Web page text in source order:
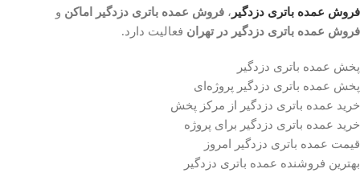
فروش عمده باتری دزدگیر ، فروش عمده باتری دزدگیر اماکن و
فروش عمده باتری دزدگیر در تهران فعالیت دارد.
پخش عمده باتری دزدگیر
پخش عمده باتری دزدگیر پروژه‌ای
خرید عمده باتری دزدگیر از مرکز پخش
خرید عمده باتری دزدگیر برای پروژه
قیمت عمده باتری دزدگیر امروز
بهترین فروشنده عمده باتری دزدگیر